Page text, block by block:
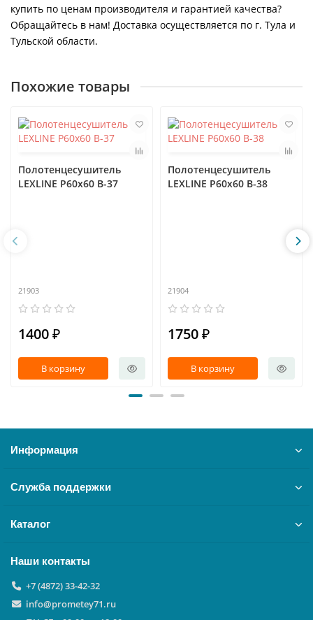
купить по ценам производителя и гарантией качества?
Обращайтесь в нам! Доставка осуществляется по г. Тула и
Тульской области.
Похожие товары
Полотенцесушитель
LEXLINE P60x60 В-37
21903
1400 ₽
В корзину
Полотенцесушитель
LEXLINE P60x60 В-38
21904
1750 ₽
В корзину
Информация
Служба поддержки
Каталог
Наши контакты
+7 (4872) 33-42-32
info@prometey71.ru